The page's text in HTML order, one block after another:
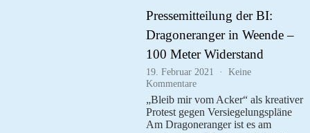
Pressemitteilung der BI:
Dragoneranger in Weende –
100 Meter Widerstand
19. Februar 2021
Keine
Kommentarezu
Pressemitteilung
der
BI:
Dragoneranger
„Bleib mir vom Acker“ als kreativer
Protest gegen Versiegelungspläne
Am Dragoneranger ist es am